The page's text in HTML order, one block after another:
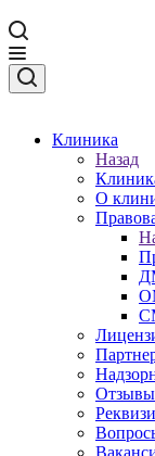
Клиника
Назад
О
Отзывы